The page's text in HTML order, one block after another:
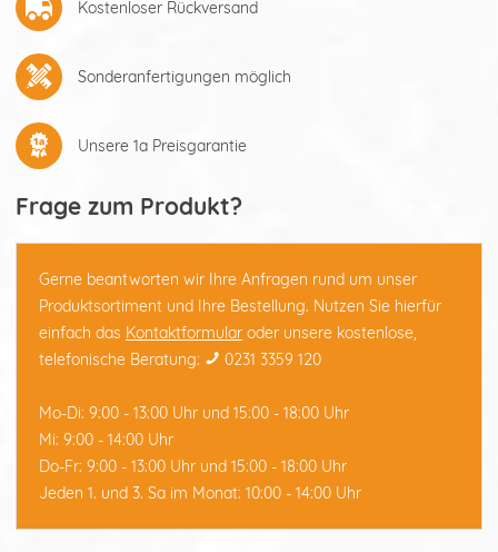
Kostenloser Rückversand
Sonderanfertigungen möglich
Unsere 1a Preisgarantie
Frage zum Produkt?
Gerne beantworten wir Ihre Anfragen rund um unser
Produktsortiment und Ihre Bestellung. Nutzen Sie hierfür
einfach das Kontaktformular oder unsere kostenlose,
telefonische Beratung:
0231 3359 120
Mo-Di: 9:00 - 13:00 Uhr und 15:00 - 18:00 Uhr
Mi: 9:00 - 14:00 Uhr
Do-Fr: 9:00 - 13:00 Uhr und 15:00 - 18:00 Uhr
Jeden 1. und 3. Sa im Monat: 10:00 - 14:00 Uhr